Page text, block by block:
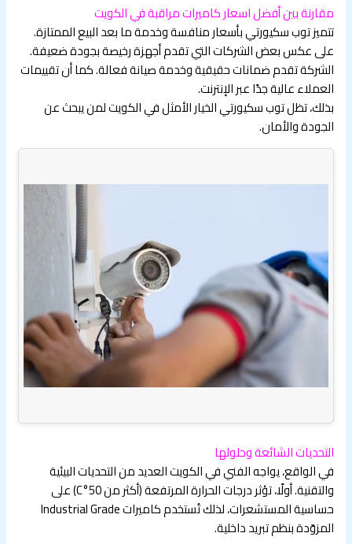
مقارنة بين أفضل اسعار كاميرات مراقبة في الكويت
تتميز توب سكيورتي بأسعار منافسة وخدمة ما بعد البيع الممتازة.
على عكس بعض الشركات التي تقدم أجهزة رخيصة بجودة ضعيفة.
الشركة تقدم ضمانات حقيقية وخدمة صيانة فعالة. كما أن تقييمات
العملاء عالية جدًا عبر الإنترنت.
بذلك، تظل توب سكيورتي الخيار الأمثل في الكويت لمن يبحث عن
الجودة والأمان.
التحديات الشائعة وحلولها
في الواقع، يواجه الفني في الكويت العديد من التحديات البيئية
والتقنية. أولًا، تؤثر درجات الحرارة المرتفعة (أكثر من 50°C) على
حساسية المستشعرات، لذلك تُستخدم كاميرات Industrial Grade
المزوّدة بنظم تبريد داخلية.